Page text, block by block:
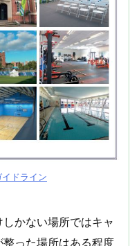
ドライン
かない場所ではキャ
った場所はある程度